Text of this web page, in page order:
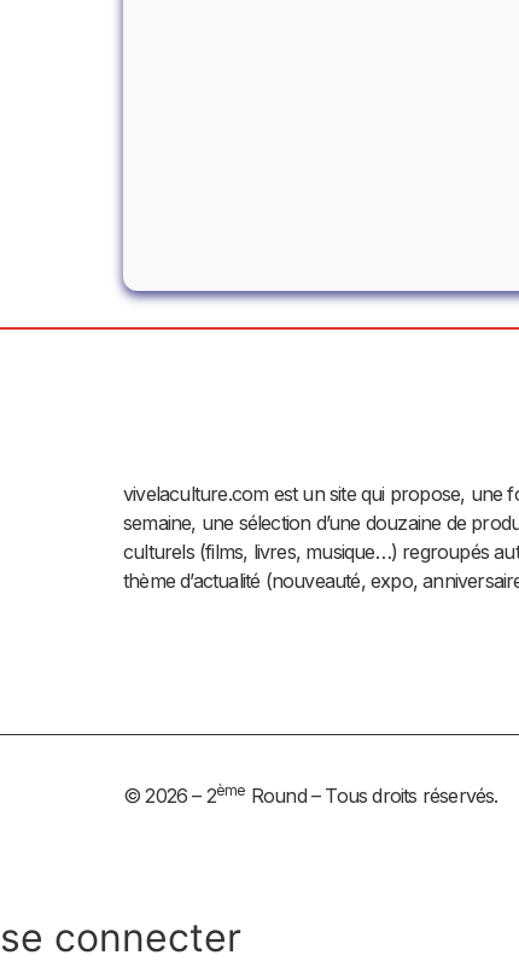
vivelaculture.com est un site qui propose, une
semaine, une sélection d’une douzaine de
culturels (films, livres, musique…) regroupés
thème d’actualité (nouveauté, expo,
© 2026 – 2ème Round – Tous droits réservés.
se connecter